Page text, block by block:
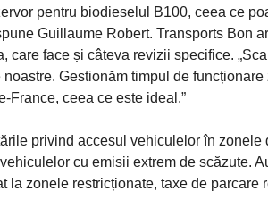
pentru biodieselul B100, ceea ce
Guillaume Robert. Transports Bon
face și câteva revizii specifice.
Gestionăm timpul de
France, ceea ce este ideal.”
privind accesul vehiculelor în
cu emisii extrem de scăzute.
la zonele restricționate, taxe de parcare